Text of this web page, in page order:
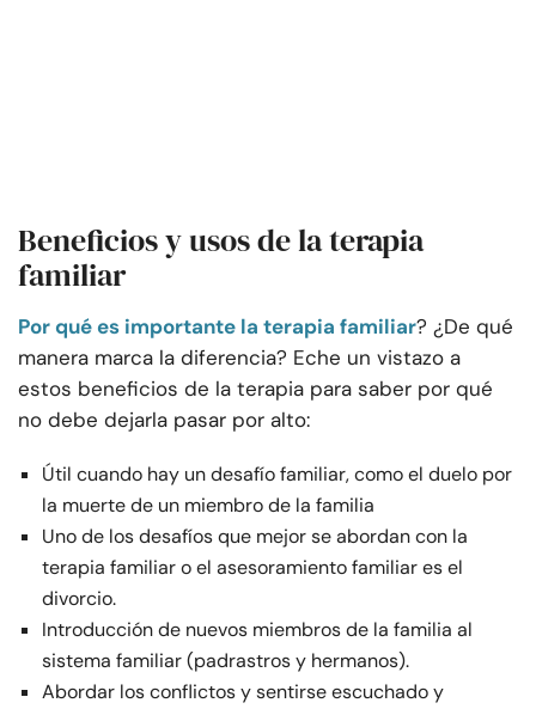
Beneficios y usos de la terapia
familiar
Por qué es importante la terapia familiar? ¿De qué
manera marca la diferencia? Eche un vistazo a
estos beneficios de la terapia para saber por qué
no debe dejarla pasar por alto:
Útil cuando hay un desafío familiar, como el duelo por
la muerte de un miembro de la familia
Uno de los desafíos que mejor se abordan con la
terapia familiar o el asesoramiento familiar es el
divorcio.
Introducción de nuevos miembros de la familia al
sistema familiar (padrastros y hermanos).
Abordar los conflictos y sentirse escuchado y